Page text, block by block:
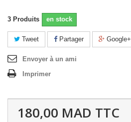
3 Produits en stock
Tweet Partager Google+
Envoyer à un ami
Imprimer
180,00 MAD TTC